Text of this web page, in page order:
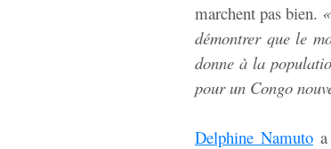
marchent pas bien.
démontrer que le
donne à la
pour un Congo
Delphine Namutoa